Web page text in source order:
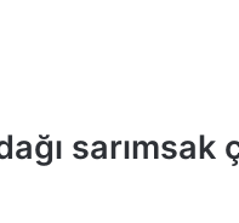
sarımsak